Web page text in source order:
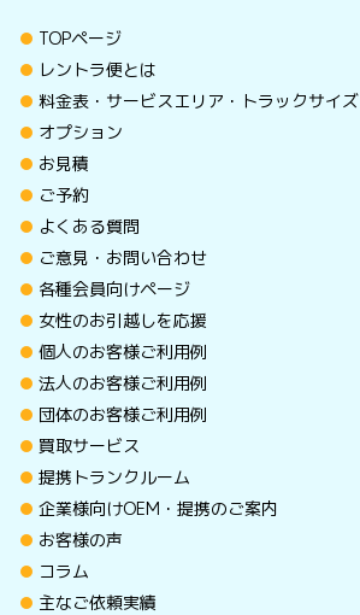
TOPページ
レントラ便とは
料金表・サービスエリア・トラックサイズ
オプション
お見積
ご予約
よくある質問
ご意見・お問い合わせ
各種会員向けページ
女性のお引越しを応援
個人のお客様ご利用例
法人のお客様ご利用例
団体のお客様ご利用例
買取サービス
提携トランクルーム
企業様向けOEM・提携のご案内
お客様の声
コラム
主なご依頼実績